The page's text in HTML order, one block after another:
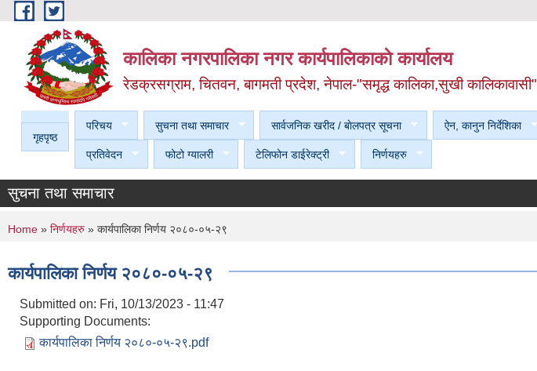
Skip to main content
कालिका नगरपालिका नगर कार्यपालिकाकाे कार्यालय
रेडक्रसग्राम, चितवन, बागमती प्रदेश, नेपाल-"समृद्ध कालिका,सुखी कालिकावासी"
गृहपृष्ठ
परिचय सुचना तथा समाचार सार्वजनिक खरीद / बाेलपत्र सूचना ऐन, कानुन निर्देशिका
प्रतिवेदन फोटो ग्यालरी टेलिफोन डाईरेक्ट्री निर्णयहरु
सुचना तथा समाचार
You are here
Home » निर्णयहरु » कार्यपालिका निर्णय २०८०-०५-२९
कार्यपालिका निर्णय २०८०-०५-२९
Submitted on: Fri, 10/13/2023 - 11:47
Supporting Documents:
कार्यपालिका निर्णय २०८०-०५-२९.pdf